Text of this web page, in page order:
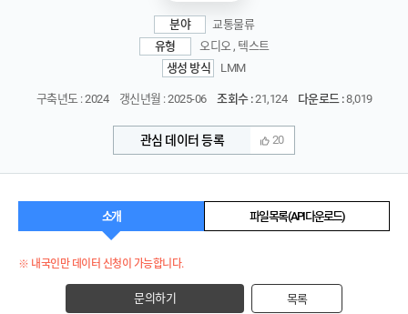
분야
교통물류
유형
오디오 , 텍스트
생성 방식
LMM
구축년도 : 2024 갱신년월 : 2025-06 조회수 :21,124 다운로드 :8,019
관심 데이터 등록 20
소개 파일 목록 (API 다운로드)
※ 내국인만 데이터 신청이 가능합니다.
문의하기 목록